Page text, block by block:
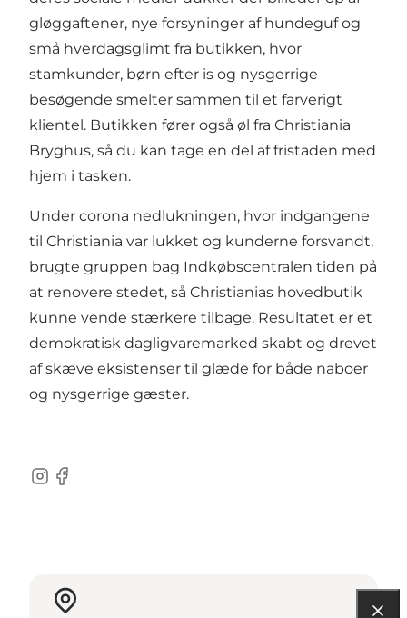
gløggaftener, nye forsyninger af hundeguf og
små hverdagsglimt fra butikken, hvor
stamkunder, børn efter is og nysgerrige
besøgende smelter sammen til et farverigt
klientel. Butikken fører også øl fra Christiania
Bryghus, så du kan tage en del af fristaden med
hjem i tasken.
Under corona nedlukningen, hvor indgangene
til Christiania var lukket og kunderne forsvandt,
brugte gruppen bag Indkøbscentralen tiden på
at renovere stedet, så Christianias hovedbutik
kunne vende stærkere tilbage. Resultatet er et
demokratisk dagligvaremarked skabt og drevet
af skæve eksistenser til glæde for både naboer
og nysgerrige gæster.
Instagram
Facebook